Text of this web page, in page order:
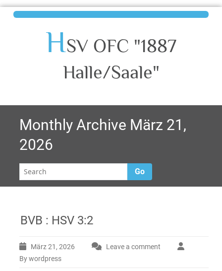
HSV OFC "1887
Halle/Saale"
Monthly Archive März 21,
2026
Go
BVB : HSV 3:2
März 21, 2026
Leave a comment
By wordpress